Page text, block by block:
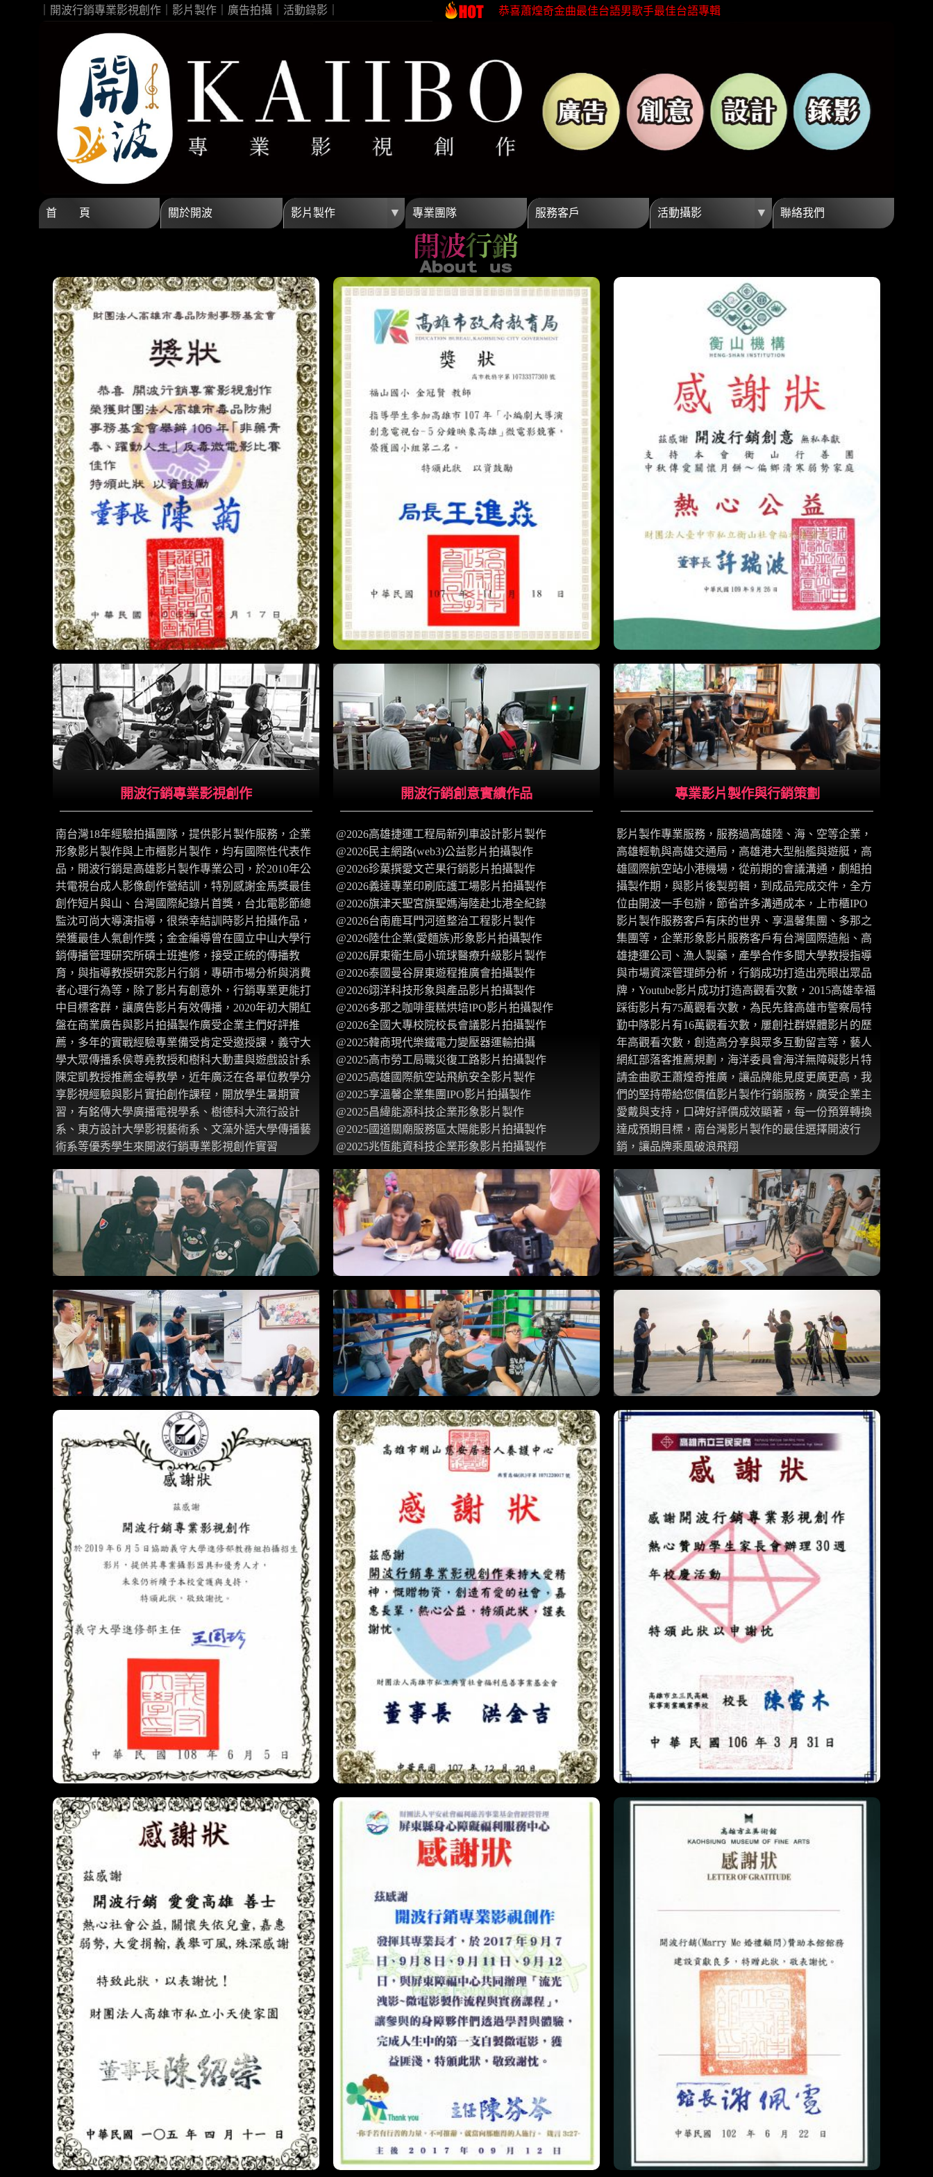
｜開波行銷專業影視創作｜影片製作｜廣告拍攝｜活動錄影｜
恭喜蕭煌奇金曲最佳台語男歌手最佳台語專輯
恭喜96分鐘榮獲第62屆金馬獎最佳視覺效果
開波行銷專業影片製作 企劃創意高觀看短影音
高雄影片製作首選開波行銷最佳視覺團隊夥伴
恭喜蕭煌奇金曲最佳台語男歌手最佳台語專輯
恭喜96分鐘榮獲第62屆金馬獎最佳視覺效果
開波行銷專業影片製作 企劃創意高觀看短影音
首 頁 關於開波 影片製作 ▼ 專業團隊 服務客戶 活動攝影 ▼ 聯絡我們
開波行銷專業影視創作
南台灣18年經驗拍攝團隊，提供影片製作服務，企業
形象影片製作與上市櫃影片製作，均有國際性代表作
品，開波行銷是高雄影片製作專業公司，於2010年公
共電視台成人影像創作營結訓，特別感謝金馬獎最佳
創作短片與山、台灣國際紀錄片首獎，台北電影節總
監沈可尚大導演指導，很榮幸結訓時影片拍攝作品，
榮獲最佳人氣創作獎；金金編導曾在國立中山大學行
銷傳播管理研究所碩士班進修，接受正統的傳播教
育，與指導教授研究影片行銷，專研市場分析與消費
者心理行為等，除了影片有創意外，行銷專業更能打
中目標客群，讓廣告影片有效傳播，2020年初大開紅
盤在商業廣告與影片拍攝製作廣受企業主們好評推
薦，多年的實戰經驗專業備受肯定受邀授課，義守大
學大眾傳播系侯尊堯教授和樹科大動畫與遊戲設計系
陳定凱教授推薦金導教學，近年廣泛在各單位教學分
享影視經驗與影片實拍創作課程，開放學生暑期實
習，有銘傳大學廣播電視學系、樹德科大流行設計
系、東方設計大學影視藝術系、文藻外語大學傳播藝
術系等優秀學生來開波行銷專業影視創作實習
開波行銷創意實績作品
@2026高雄捷運工程局新列車設計影片製作
@2026民主網路(web3)公益影片拍攝製作
@2026珍菓撰愛文芒果行銷影片拍攝製作
@2026義達專業印刷庇護工場影片拍攝製作
@2026旗津天聖宮旗聖媽海陸赴北港全紀錄
@2026台南鹿耳門河道整治工程影片製作
@2026陸仕企業(愛麵族)形象影片拍攝製作
@2026屏東衛生局小琉球醫療升級影片製作
@2026泰國曼谷屏東遊程推廣會拍攝製作
@2026翊洋科技形象與產品影片拍攝製作
@2026多那之咖啡蛋糕烘培IPO影片拍攝製作
@2026全國大專校院校長會議影片拍攝製作
@2025韓商現代樂鐵電力變壓器運輸拍攝
@2025高市勞工局職災復工路影片拍攝製作
@2025高雄國際航空站飛航安全影片製作
@2025享溫馨企業集團IPO影片拍攝製作
@2025昌緯能源科技企業形象影片製作
@2025國道關廟服務區太陽能影片拍攝製作
@2025兆恆能資科技企業形象影片拍攝製作
專業影片製作與行銷策劃
影片製作專業服務，服務過高雄陸、海、空等企業，
高雄輕軌與高雄交通局，高雄港大型船艦與遊艇，高
雄國際航空站小港機場，從前期的會議溝通，劇組拍
攝製作期，與影片後製剪輯，到成品完成交件，全方
位由開波一手包辦，節省許多溝通成本，上市櫃IPO
影片製作服務客戶有床的世界、享溫馨集團、多那之
集團等，企業形象影片服務客戶有台灣國際造船、高
雄捷運公司、漁人製藥，產學合作多間大學教授指導
與市場資深管理師分析，行銷成功打造出亮眼出眾品
牌，Youtube影片成功打造高觀看次數，2015高雄幸福
踩街影片有75萬觀看次數，為民先鋒高雄市警察局特
勤中隊影片有16萬觀看次數，屢創社群媒體影片的歷
年高觀看次數，創造高分享與眾多互動留言等，藝人
網紅部落客推薦規劃，海洋委員會海洋無障礙影片特
請金曲歌王蕭煌奇推廣，讓品牌能見度更廣更高，我
們的堅持帶給您價值影片製作行銷服務，廣受企業主
愛戴與支持，口碑好評價成效顯著，每一份預算轉換
達成預期目標，南台灣影片製作的最佳選擇開波行
銷，讓品牌乘風破浪飛翔